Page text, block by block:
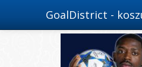
GoalDistrict -